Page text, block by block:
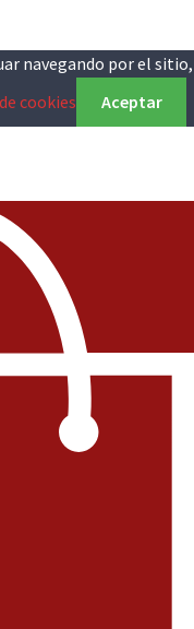
navegando por el sitio,
cookies Aceptar